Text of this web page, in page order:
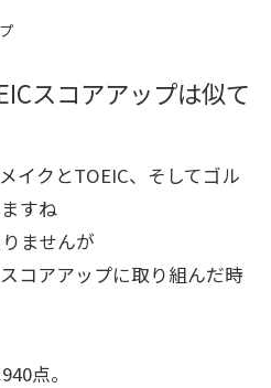
スコアアップは似て
イクとTOEIC、そしてゴル
すね
ませんが
コアアップに取り組んだ時
点。